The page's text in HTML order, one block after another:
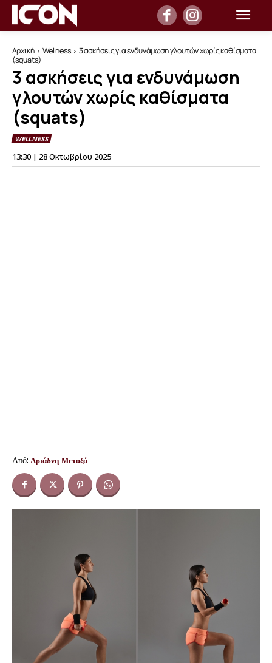
Αρχική Wellness
3 ασκήσεις για ενδυνάμωση γλουτών χωρίς καθίσματα
(squats)
3 ασκήσεις για ενδυνάμωση
γλουτών χωρίς καθίσματα
(squats)
WELLNESS
13:30 | 28 Οκτωβρίου 2025
Από: Αριάδνη Μεταξά